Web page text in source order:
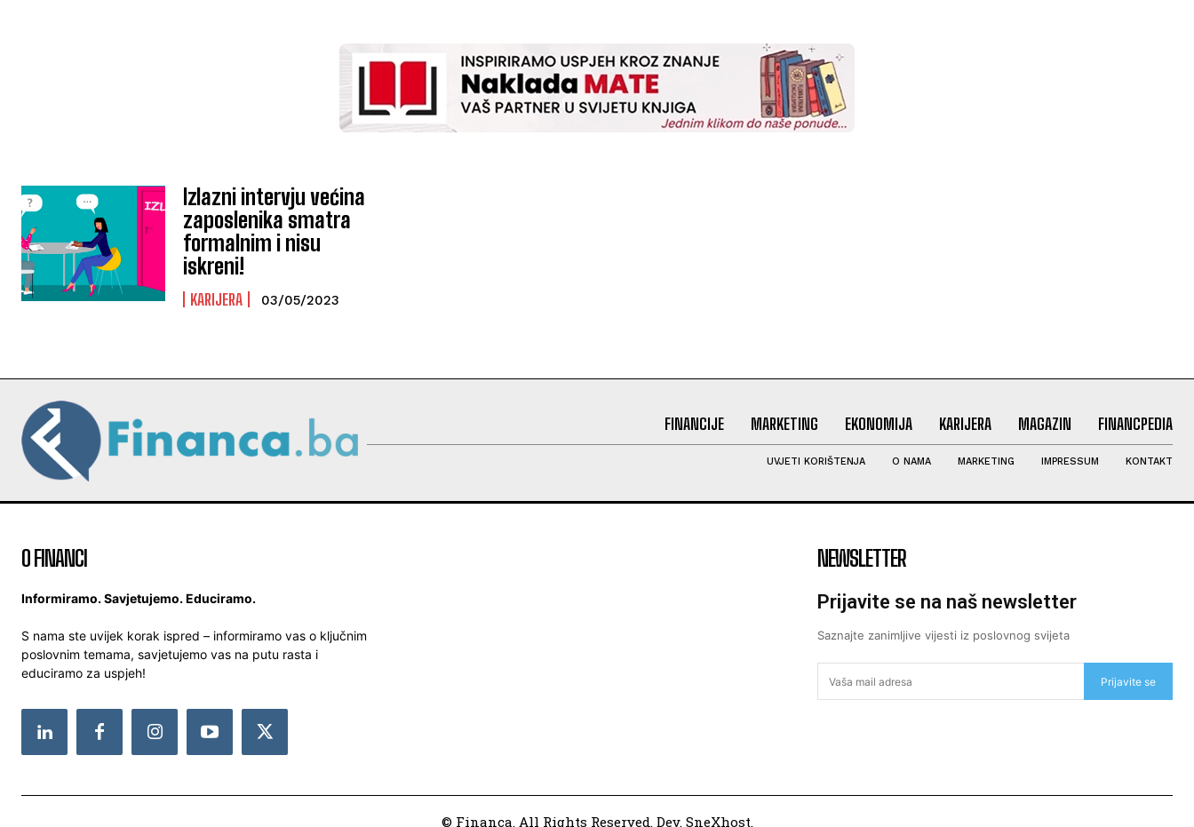
Izlazni intervju većina
zaposlenika smatra
formalnim i nisu
iskreni!
KARIJERA 03/05/2023
FINANCIJE MARKETING EKONOMIJA KARIJERA MAGAZIN FINANCPEDIA
UVJETI KORIŠTENJA O NAMA MARKETING IMPRESSUM KONTAKT
O FINANCI
Informiramo. Savjetujemo. Educiramo.
S nama ste uvijek korak ispred – informiramo vas o ključnim
poslovnim temama, savjetujemo vas na putu rasta i
educiramo za uspjeh!
NEWSLETTER
Prijavite se na naš newsletter
Saznajte zanimljive vijesti iz poslovnog svijeta
Prijavite se
© Financa. All Rights Reserved. Dev. SneXhost.